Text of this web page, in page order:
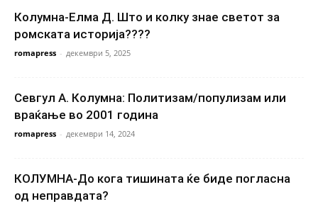
Колумна-Елма Д. Што и колку знае светот за
ромската историја????
romapress - декември 5, 2025
Севгул А. Колумна: Политизам/популизам или
враќање во 2001 година
romapress - декември 14, 2024
КОЛУМНА-До кога тишината ќе биде погласна
од неправдата?